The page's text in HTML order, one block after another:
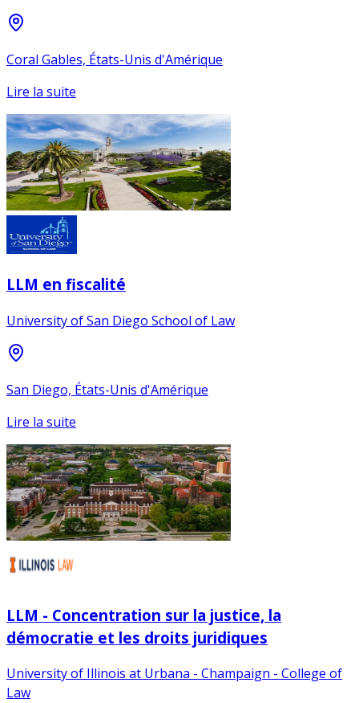
Coral Gables, États-Unis d'Amérique
Lire la suite
LLM en fiscalité
University of San Diego School of Law
San Diego, États-Unis d'Amérique
Lire la suite
LLM - Concentration sur la justice, la
démocratie et les droits juridiques
University of Illinois at Urbana - Champaign - College of
Law